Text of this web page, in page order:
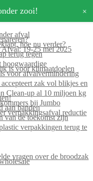
afval
hoe nu verder?
19-25 mei 2025
terug tegen
hoogwaardige
is voor klimaatdoelen
voor afvalvermindering
zak vol blikjes en
Clean-up al 10 miljoen kg
bij Jumbo
aan banden
verpakkingsafval reductie
van de toekomst zijn
verpakkingen terug te
vragen over de broodzak
zooi! +